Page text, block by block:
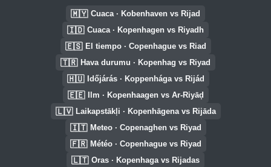
🇲🇾 Cuaca · Kobenhaven vs Rijad
🇮🇩 Cuaca · Kopenhagen vs Riyadh
🇪🇸 El tiempo · Copenhague vs Riad
🇹🇷 Hava durumu · Kopenhag vs Riyad
🇭🇺 Időjárás · Koppenhága vs Rijád
🇪🇪 Ilm · Kopenhaagen vs Ar-Riyāḑ
🇱🇻 Laikapstākļi · Kopenhāgena vs Rijāda
🇮🇹 Meteo · Copenaghen vs Riyad
🇫🇷 Météo · Copenhague vs Riyad
🇱🇹 Oras · Kopenhaga vs Rijadas